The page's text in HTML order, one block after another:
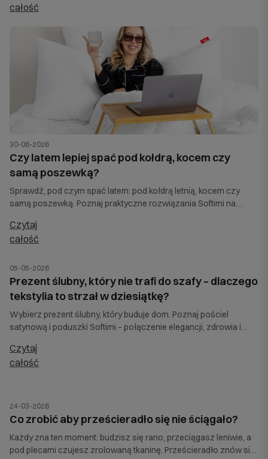
całość
30-06-2026
Czy latem lepiej spać pod kołdrą, kocem czy
samą poszewką?
Sprawdź, pod czym spać latem: pod kołdrą letnią, kocem czy
samą poszewką. Poznaj praktyczne rozwiązania Softimi na
czytaj
całość
05-05-2026
Prezent ślubny, który nie trafi do szafy – dlaczego
tekstylia to strzał w dziesiątkę?
Wybierz prezent ślubny, który buduje dom. Poznaj pościel
satynową i poduszki Softimi – połączenie elegancji, zdrowia i
czytaj
całość
24-03-2026
Co zrobić aby prześcieradło się nie ściągało?
Każdy zna ten moment: budzisz się rano, przeciągasz leniwie, a
pod plecami czujesz zrolowaną tkaninę. Prześcieradło znów się